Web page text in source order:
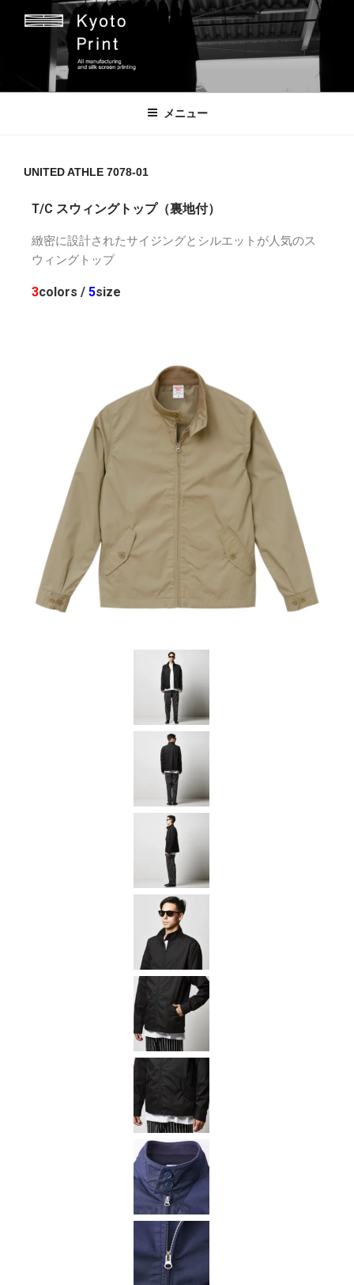
京都プリント
京都市のオリジナルプリント会社
メニュー
UNITED ATHLE 7078-01
T/C スウィングトップ（裏地付）
緻密に設計されたサイジングとシルエットが人気のス
ウィングトップ
3colors / 5size